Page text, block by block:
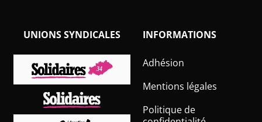
INFORMATIONS
Adhésion
Mentions légales
Politique de
UNIONS SYNDICALES